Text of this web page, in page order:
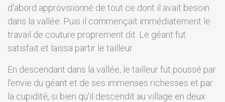
d'abord approvisionné de tout ce dont il avait besoin
dans la vallée. Puis il commençait immédiatement le
travail de couture proprement dit. Le géant fut
satisfait et laissa partir le tailleur.
En descendant dans la vallée, le tailleur fut poussé par
l'envie du géant et de ses immenses richesses et par
la cupidité, si bien qu'il descendit au village en deux